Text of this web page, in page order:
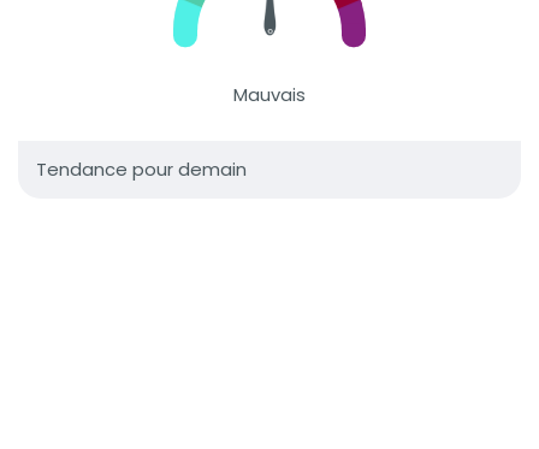
Mauvais
Tendance pour demain